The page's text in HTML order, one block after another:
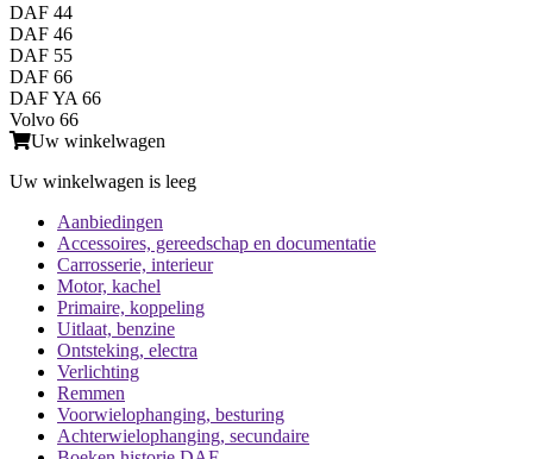
DAF 44
DAF 46
DAF 55
DAF 66
DAF YA 66
Volvo 66
Uw winkelwagen
Uw winkelwagen is leeg
Aanbiedingen
Accessoires, gereedschap en documentatie
Carrosserie, interieur
Motor, kachel
Primaire, koppeling
Uitlaat, benzine
Ontsteking, electra
Verlichting
Remmen
Voorwielophanging, besturing
Achterwielophanging, secundaire